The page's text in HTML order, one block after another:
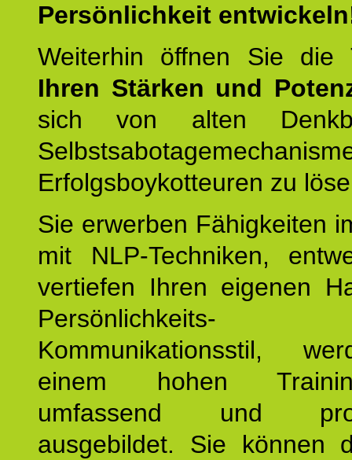
Persönlichkeit
Weiterhin öffnen Sie
Ihren Stärken und
sich von alten
Erfolgsboykotteuren zu
Sie erwerben Fähigkeiten
mit NLP-Techniken,
vertiefen Ihren eigenen
Kommunikationsstil,
einem hohen
umfassend und
ausgebildet. Sie können